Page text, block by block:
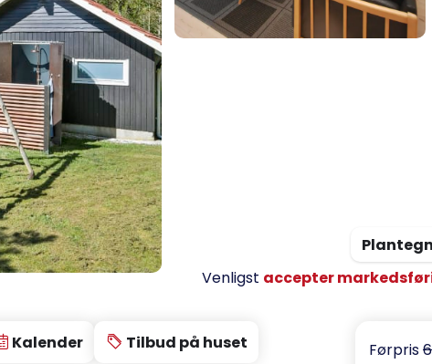
Venligst accepter
Kalender Tilbud på huset Førpris